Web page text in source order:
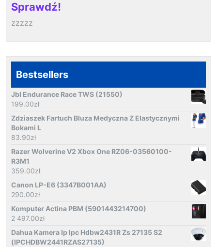
Sprawdź!
zzzzz
Bestsellers
Jbl Endurance Race TWS (21550)
199.00zł
Zdziaszek Fartuch Bluza Medyczna Z Elastycznymi
Bokami L
83.90zł
Razer Wolverine V2 Xbox One RZ06-03560100-
R3M1
359.00zł
Canon LP-E6 (3347B001AA)
290.00zł
Komputer Actina PBM (5901443214700)
2 497.00zł
Dahua Kamera Ip Ipc Hdbw2431R Zs 27135 S2
(IPCHDBW2441RZAS27135)